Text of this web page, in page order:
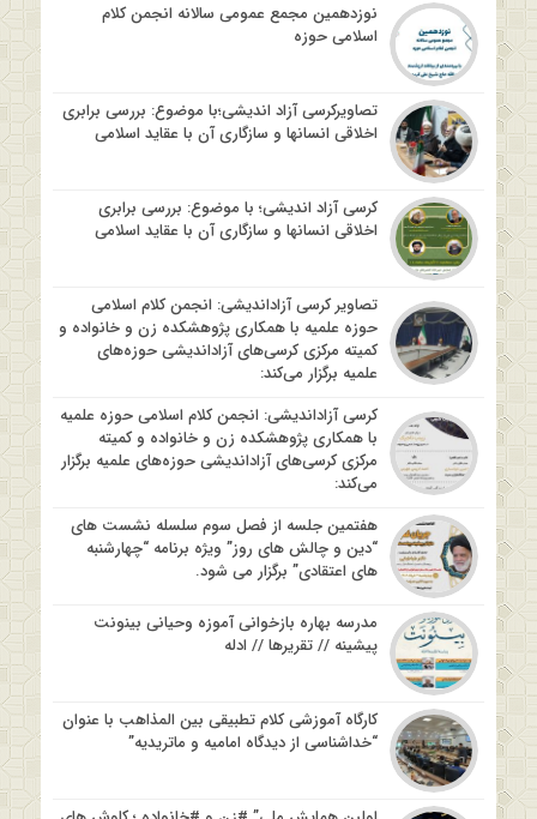
نوزدهمین مجمع عمومی سالانه انجمن کلام
اسلامی حوزه
تصاویرکرسی آزاد اندیشی؛با موضوع: بررسی برابری
اخلاقی انسانها و سازگاری آن با عقاید اسلامی
کرسی آزاد اندیشی؛ با موضوع: بررسی برابری
اخلاقی انسانها و سازگاری آن با عقاید اسلامی
تصاویر کرسی آزاداندیشی: انجمن کلام اسلامی
حوزه علمیه با همکاری پژوهشکده زن و خانواده و
کمیته مرکزی کرسی‌های آزاداندیشی حوزه‌های
علمیه برگزار می‌کند:
کرسی آزاداندیشی: انجمن کلام اسلامی حوزه علمیه
با همکاری پژوهشکده زن و خانواده و کمیته
مرکزی کرسی‌های آزاداندیشی حوزه‌های علمیه برگزار
می‌کند:
هفتمین جلسه از فصل سوم سلسله نشست های
“دین و چالش های روز” ویژه برنامه “چهارشنبه
های اعتقادی” برگزار می شود.
مدرسه بهاره بازخوانی آموزه وحیانی بینونت
پیشینه // تقریرها // ادله
کارگاه آموزشی کلام تطبیقی بین المذاهب با عنوان
“خداشناسی از دیدگاه امامیه و ماتریدیه”